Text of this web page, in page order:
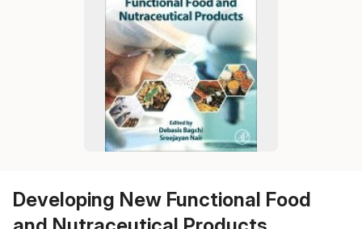
Developing New Functional Food